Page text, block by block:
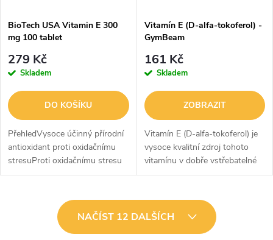
BioTech USA Vitamin E 300
mg 100 tablet
279 Kč
Skladem
DO KOŠÍKU
PřehledVysoce účinný přírodní
antioxidant proti oxidačnímu
stresuProti oxidačnímu stresu
si tělo vytváří armádu
Úkolem antioxidantů je
neutralizovat...
Vitamín E (D-alfa-tokoferol) -
GymBeam
161 Kč
Skladem
ZOBRAZIT
Vitamín E (D-alfa-tokoferol) je
vysoce kvalitní zdroj tohoto
vitamínu v dobře vstřebatelné
formě. Samotný vitamín E je
přispívá k ochraně buněk před...
NAČÍST 12 DALŠÍCH